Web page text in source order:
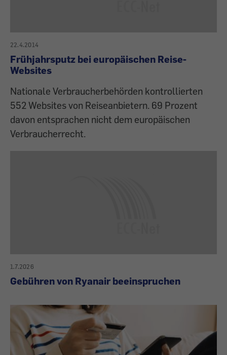
22.4.2014
Frühjahrsputz bei europäischen Reise-
Websites
Nationale Verbraucherbehörden kontrollierten
552 Websites von Reiseanbietern. 69 Prozent
davon entsprachen nicht dem europäischen
Verbraucherrecht.
1.7.2026
Gebühren von Ryanair beeinspruchen